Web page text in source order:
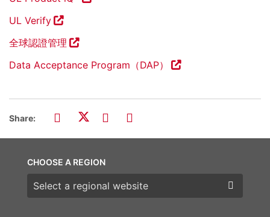
UL Verify
全球認證管理
Data Acceptance Program（DAP）
Share:
CHOOSE A REGION
Choose a region